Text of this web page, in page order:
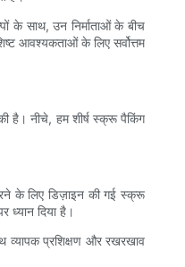
के साथ, उन निर्माताओं के बीच
आवश्यकताओं के लिए सर्वोत्तम
है। नीचे, हम शीर्ष स्क्रू पैकिंग
के लिए डिज़ाइन की गई स्क्रू
दिया है।
व्यापक प्रशिक्षण और रखरखाव